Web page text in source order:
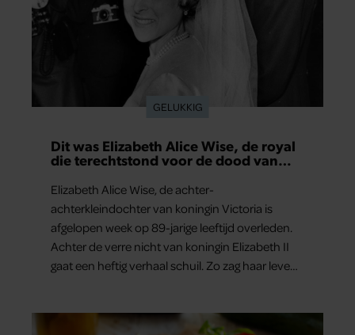
GELUKKIG
Dit was Elizabeth Alice Wise, de royal
die terechtstond voor de dood van
Elizabeth Alice Wise, de achter-
achterkleindochter van koningin Victoria is
afgelopen week op 89-jarige leeftijd overleden.
Achter de verre nicht van koningin Elizabeth II
gaat een heftig verhaal schuil. Zo zag haar leven